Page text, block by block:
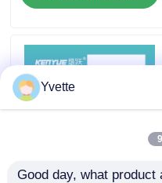
Kasus
Aksesori Meja
Yvette
Good day, what product